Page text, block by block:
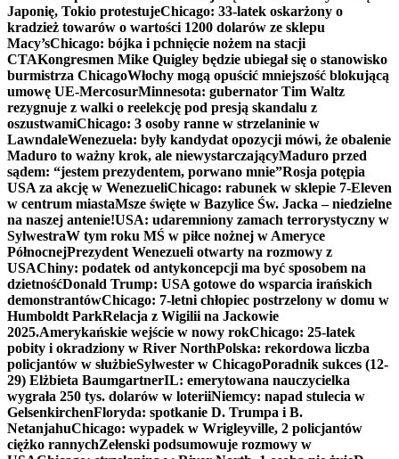
Japonię, Tokio protestujeChicago: 33-latek oskarżony o
kradzież towarów o wartości 1200 dolarów ze sklepu
Macy’sChicago: bójka i pchnięcie nożem na stacji
CTAKongresmen Mike Quigley będzie ubiegał się o stanowisko
burmistrza ChicagoWłochy mogą opuścić mniejszość blokującą
umowę UE-MercosurMinnesota: gubernator Tim Waltz
rezygnuje z walki o reelekcję pod presją skandalu z
oszustwamiChicago: 3 osoby ranne w strzelaninie w
LawndaleWenezuela: były kandydat opozycji mówi, że obalenie
Maduro to ważny krok, ale niewystarczającyMaduro przed
sądem: “jestem prezydentem, porwano mnie”Rosja potępia
USA za akcję w WenezueliChicago: rabunek w sklepie 7-Eleven
w centrum miastaMsze święte w Bazylice Św. Jacka – niedzielne
na naszej antenie!USA: udaremniony zamach terrorystyczny w
SylwestraW tym roku MŚ w piłce nożnej w Ameryce
PółnocnejPrezydent Wenezueli otwarty na rozmowy z
USAChiny: podatek od antykoncepcji ma być sposobem na
dzietnośćDonald Trump: USA gotowe do wsparcia irańskich
demonstrantówChicago: 7-letni chłopiec postrzelony w domu w
Humboldt ParkRelacja z Wigilii na Jackowie
2025.Amerykańskie wejście w nowy rokChicago: 25-latek
pobity i okradziony w River NorthPolska: rekordowa liczba
policjantów w służbieSylwester w ChicagoPoradnik sukces (12-
29) Elżbieta BaumgartnerIL: emerytowana nauczycielka
wygrała 250 tys. dolarów w loteriiNiemcy: napad stulecia w
GelsenkirchenFloryda: spotkanie D. Trumpa i B.
NetanjahuChicago: wypadek w Wrigleyville, 2 policjantów
ciężko rannychZełenski podsumowuje rozmowy w